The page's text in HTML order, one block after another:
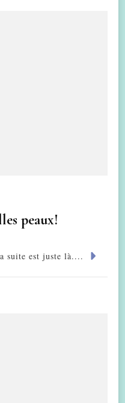
peaux!
suite est juste là....